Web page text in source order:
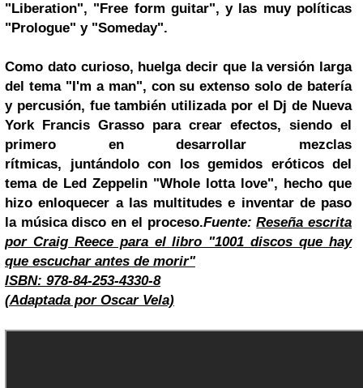
"Liberation", "Free form guitar", y las muy políticas
"Prologue" y "Someday".
Como dato curioso, huelga decir que la versión larga
del tema "I'm a man", con su extenso solo de batería
y percusión, fue también utilizada por el Dj de Nueva
YorkFrancis Grasso para crear efectos, siendo el
primero en desarrollar mezclas
rítmicas, juntándolo con los gemidos eróticos del
tema de Led Zeppelin "Whole lotta love", hecho que
hizo enloquecer a las multitudes e inventar de paso
la música disco en el proceso.Fuente:Reseña escrita
por Craig Reece para el libro "1001 discos que hay
que escuchar antes de morir"
ISBN: 978-84-253-4330-8
(Adaptada por Oscar Vela)